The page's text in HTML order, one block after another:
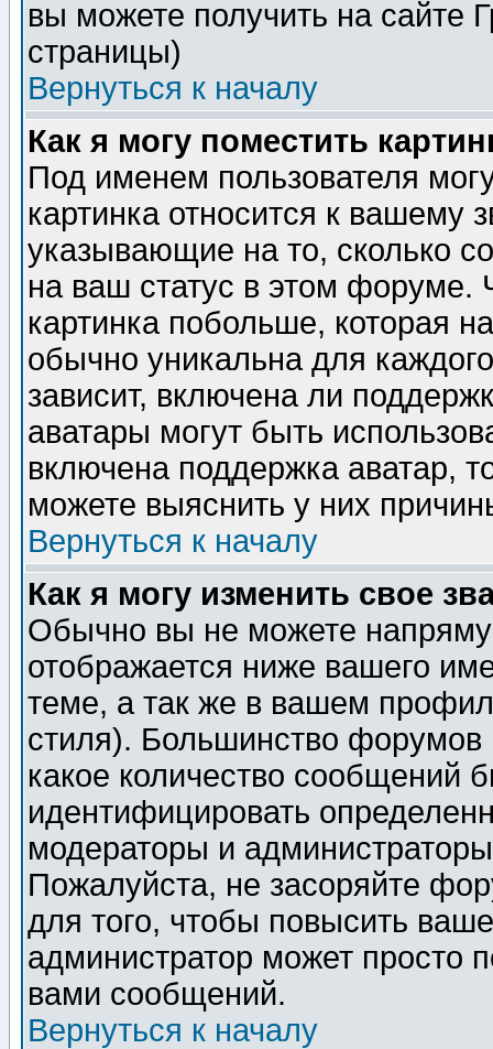
вы можете получить на сайте
страницы)
Вернуться к началу
Как я могу поместить
Под именем пользователя
картинка относится к вашему
указывающие на то, сколько
на ваш статус в этом форуме.
картинка побольше, которая
обычно уникальна для
зависит, включена ли
аватары могут быть
включена поддержка аватар,
можете выяснить у них
Вернуться к началу
Как я могу изменить свое
Обычно вы не можете
отображается ниже вашего
теме, а так же в вашем
стиля). Большинство форумов
какое количество сообщений
идентифицировать
модераторы и
Пожалуйста, не засоряйте
для того, чтобы повысить
администратор может просто
вами сообщений.
Вернуться к началу